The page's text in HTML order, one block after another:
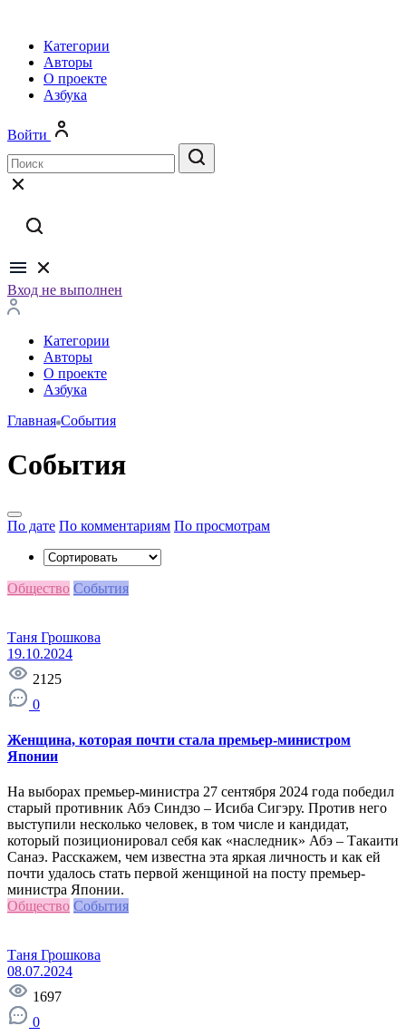
Категории
Авторы
О проекте
Азбука
Войти
Вход не выполнен
Категории
Авторы
О проекте
Азбука
Главная События
События
По дате По комментариям По просмотрам
Общество События
Таня Грошкова
19.10.2024
2125
0
Женщина, которая почти стала премьер-министром
Японии
На выборах премьер-министра 27 сентября 2024 года победил
старый противник Абэ Синдзо – Исиба Сигэру. Против него
выступили несколько человек, в том числе и кандидат,
который позиционировал себя как «наследник» Абэ – Такаити
Санаэ. Расскажем, чем известна эта яркая личность и как ей
почти удалось стать первой женщиной на посту премьер-
министра Японии.
Общество События
Таня Грошкова
08.07.2024
1697
0